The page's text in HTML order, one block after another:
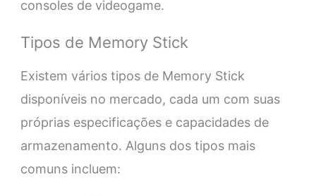
consoles de videogame.
Tipos de Memory Stick
Existem vários tipos de Memory Stick
disponíveis no mercado, cada um com suas
próprias especificações e capacidades de
armazenamento. Alguns dos tipos mais
comuns incluem: